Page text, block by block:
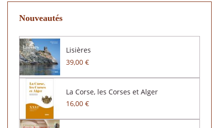
Nouveautés
Lisières
39,00 €
La Corse, les Corses et Alger
16,00 €